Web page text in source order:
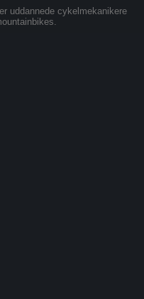
uddannede cykelmekanikere